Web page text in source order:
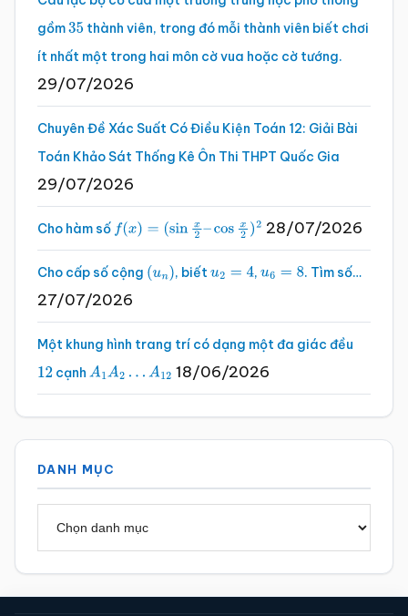
gồm35 thành viên, trong đó mỗi thành viên biết chơi
ít nhất một trong hai môn cờ vua hoặc cờ tướng.
29/07/2026
Chuyên Đề Xác Suất Có Điều Kiện Toán 12: Giải Bài
Toán Khảo Sát Thống Kê Ôn Thi THPT Quốc Gia
29/07/2026
Cho hàm số f(x)=(sinx2 –cosx2 )2 28/07/2026
Cho cấp số cộng (un), biếtu2 =4 , u6 =8 . Tìm số…
27/07/2026
Một khung hình trang trí có dạng một đa giác đều
12 cạnh A1A2…A 12 18/06/2026
DANH MỤC